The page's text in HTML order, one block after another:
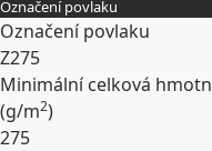
Rozbalit
Označení povlaku
Označení povlaku
Z275
Minimální celková
(g/m2)
275